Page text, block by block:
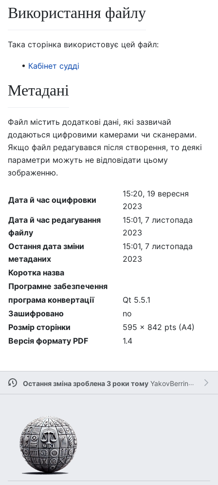
Використання файлу
Така сторінка використовує цей файл:
Кабінет судді
Метадані
Файл містить додаткові дані, які зазвичай
додаються цифровими камерами чи сканерами.
Якщо файл редагувався після створення, то деякі
параметри можуть не відповідати цьому
зображенню.
Дата й час оцифровки
15:20, 19 вересня
2023
Дата й час редагування
файлу
15:01, 7 листопада
2023
Остання дата зміни
метаданих
15:01, 7 листопада
2023
Коротка назва
Програмне забезпечення
програма конвертації
Qt 5.5.1
Зашифровано
no
Розмір сторінки
595 x 842 pts (A4)
Версія формату PDF
1.4
Остання зміна зроблена 3 роки тому YakovBerringer